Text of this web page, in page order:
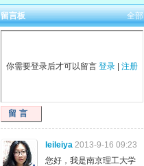
留言板 全部
你需要登录后才可以留言 登录 注册
留言
leileiya 2013-9-16 09:23
您好，我是南京理工大学